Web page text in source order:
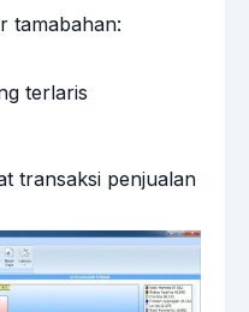
tamabahan:
terlaris
transaksi penjualan